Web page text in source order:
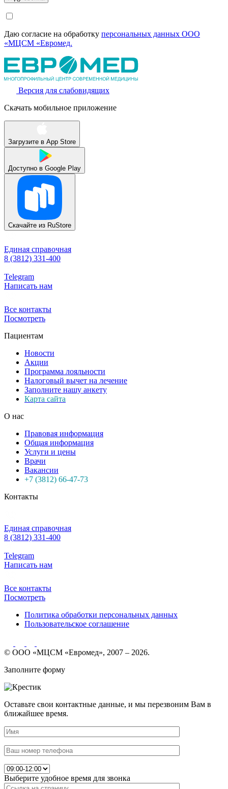
Даю согласие на обработку персональных данных ООО
«МЦСМ «Евромед.
Версия для слабовидящих
Скачать мобильное приложение
Загрузите в App Store
Доступно в Google Play
Скачайте из RuStore
Единая справочная
8 (3812) 331-400
Telegram
Написать нам
Все контакты
Посмотреть
Пациентам
Новости
Акции
Программа лояльности
Налоговый вычет на лечение
Заполните нашу анкету
Карта сайта
О нас
Правовая информация
Общая информация
Услуги и цены
Врачи
Вакансии
+7 (3812) 66-47-73
Контакты
Единая справочная
8 (3812) 331-400
Telegram
Написать нам
Все контакты
Посмотреть
Политика обработки персональных данных
Пользовательское соглашение
© ООО «МЦСМ «Евромед», 2007 – 2026.
Заполните форму
Оставьте свои контактные данные, и мы перезвоним Вам в
ближайшее время.
Выберите удобное время для звонка